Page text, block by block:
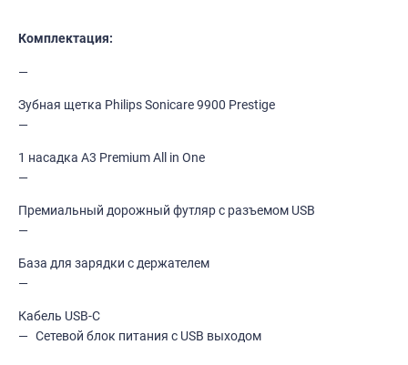
Комплектация:
Зубная щетка Philips Sonicare 9900 Prestige
1 насадка A3 Premium All in One
Премиальный дорожный футляр с разъемом USB
База для зарядки с держателем
Кабель USB-C
Сетевой блок питания с USB выходом